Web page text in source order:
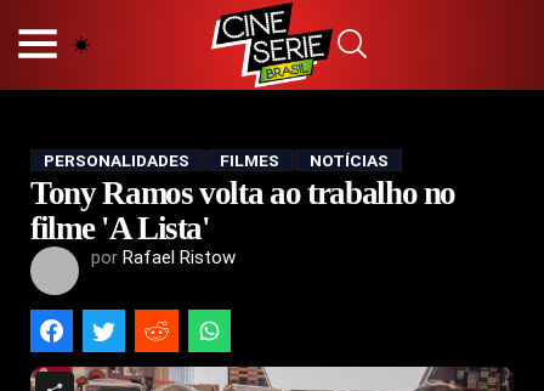
POLÍTICA DE PRIVACIDADE
TERMOS E CONDIÇÕES
CONTATO
Hot
Popular
PERSONALIDADES FILMES NOTÍCIAS
Tony Ramos volta ao trabalho no
filme 'A Lista'
por Rafael Ristow